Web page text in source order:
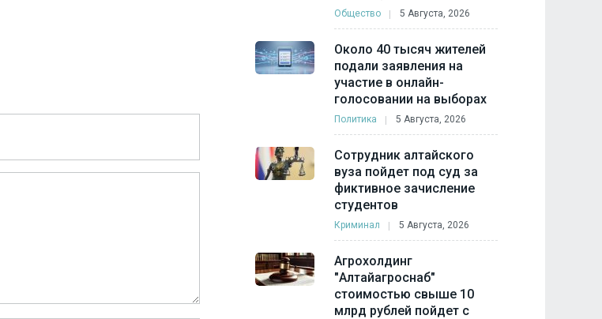
Общество 5 Августа, 2026
Около 40 тысяч жителей
подали заявления на
участие в онлайн-
голосовании на выборах
Политика 5 Августа, 2026
Сотрудник алтайского
вуза пойдет под суд за
фиктивное зачисление
студентов
Криминал 5 Августа, 2026
Агрохолдинг
"Алтайагроснаб"
стоимостью свыше 10
млрд рублей пойдет с